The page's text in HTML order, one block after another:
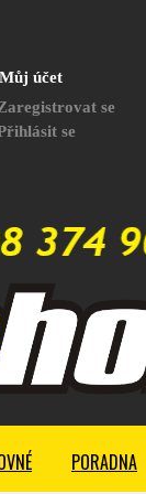
Můj účet
se
se
PORADNA